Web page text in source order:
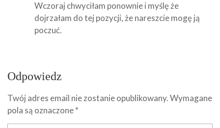
Wczoraj chwyciłam ponownie i myślę że
dojrzałam do tej pozycji, że nareszcie mogę ją
poczuć.
Odpowiedz
Twój adres email nie zostanie opublikowany.Wymagane
pola są oznaczone*